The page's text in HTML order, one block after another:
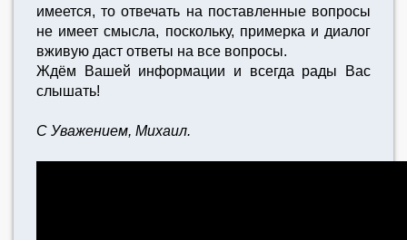
имеется, то отвечать на поставленные вопросы
не имеет смысла, поскольку, примерка и диалог
вживую даст ответы на все вопросы.
Ждём Вашей информации и всегда рады Вас
слышать!
С Уважением, Михаил.